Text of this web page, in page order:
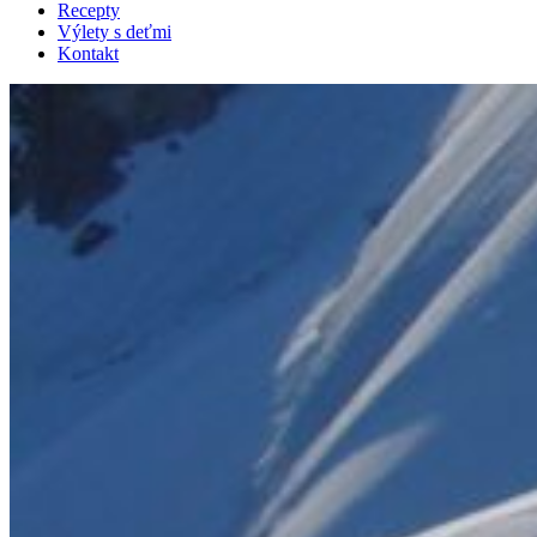
Recepty
Výlety s deťmi
Kontakt